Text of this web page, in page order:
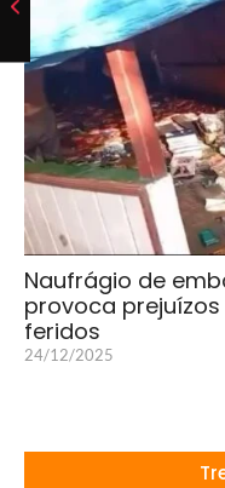
Naufrágio de
provoca
feridos
24/12/2025